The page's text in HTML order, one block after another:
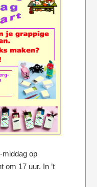
middag op
om 17 uur. In ’t